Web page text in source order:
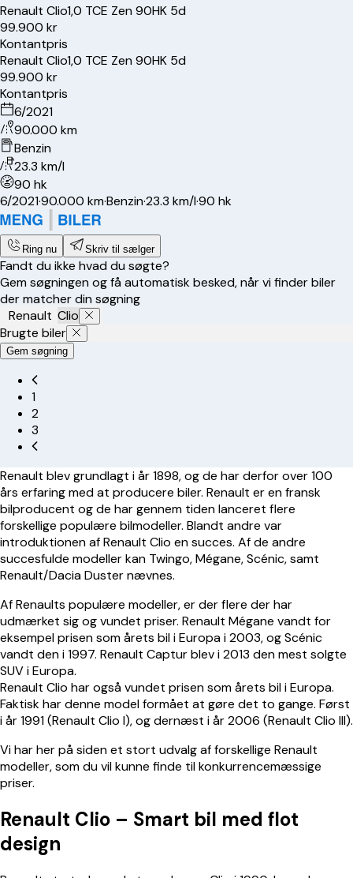
Renault Clio1,0 TCE Zen 90HK 5d
99.900 kr
Kontantpris
Renault Clio1,0 TCE Zen 90HK 5d
99.900 kr
Kontantpris
6/2021
90.000 km
Benzin
23.3 km/l
90 hk
6/2021·90.000 km·Benzin·23.3 km/l·90 hk
Ring nu Skriv til sælger
Fandt du ikke hvad du søgte?
Gem søgningen og få automatisk besked, når vi finder biler
der matcher din søgning
Renault Clio
Brugte biler
Gem søgning
1
2
3
Renault blev grundlagt i år 1898, og de har derfor over 100
års erfaring med at producere biler. Renault er en fransk
bilproducent og de har gennem tiden lanceret flere
forskellige populære bilmodeller. Blandt andre var
introduktionen af Renault Clio en succes. Af de andre
succesfulde modeller kan Twingo,Mégane,Scénic, samt
Renault/Dacia Dusternævnes.
Af Renaults populære modeller, er der flere der har
udmærket sig og vundet priser. Renault Mégane vandt for
eksempel prisen som årets bil i Europa i 2003, ogScénic
vandt den i 1997. Renault Capturblev i 2013 den mest solgte
SUV i Europa.
Renault Clio har også vundet prisen som årets bil i Europa.
Faktisk har denne model formået at gøre det to gange. Først
i år 1991 (Renault Clio I), og dernæst i år 2006 (Renault Clio III).
Vi har her på siden et stort udvalg af forskellige Renault
modeller, som du vil kunne finde til konkurrencemæssige
priser.
Renault Clio – Smart bil med flot
design